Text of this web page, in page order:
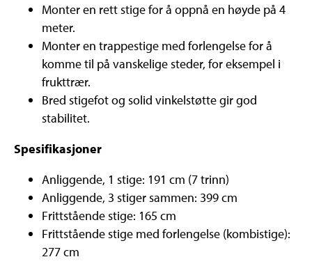
Monter en rett stige for å oppnå en høyde på 4
meter.
Monter en trappestige med forlengelse for å
komme til på vanskelige steder, for eksempel i
frukttrær.
Bred stigefot og solid vinkelstøtte gir god
stabilitet.
Spesifikasjoner
Anliggende, 1 stige: 191 cm (7 trinn)
Anliggende, 3 stiger sammen: 399 cm
Frittstående stige: 165 cm
Frittstående stige med forlengelse (kombistige):
277 cm